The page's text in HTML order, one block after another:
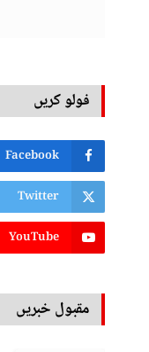
فولو کریں
Facebook
Twitter
YouTube
مقبول خبریں